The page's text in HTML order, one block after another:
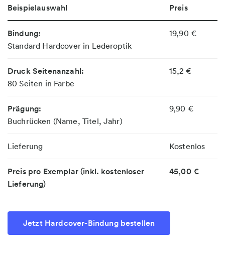
Beispielauswahl Preis
Bindung:
Standard Hardcover in Lederoptik
19,90 €
Druck Seitenanzahl:
80 Seiten in Farbe
15,2 €
Prägung:
Buchrücken (Name, Titel, Jahr)
9,90 €
Lieferung Kostenlos
Preis pro Exemplar (inkl. kostenloser
Lieferung)
45,00 €
Jetzt Hardcover-Bindung bestellen